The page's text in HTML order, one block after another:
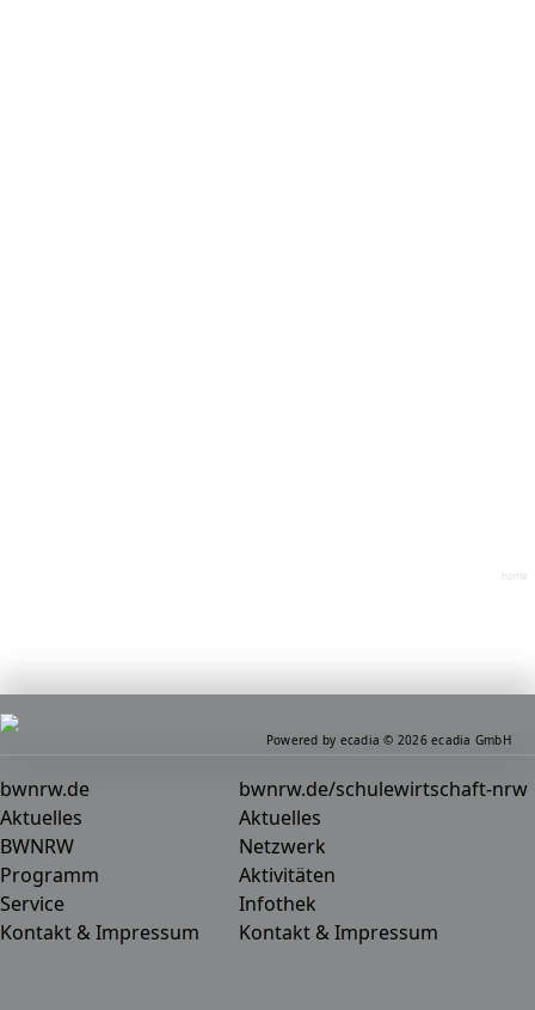
home
bwnrw.de
Aktuelles
BWNRW
Programm
Service
Kontakt & Impressum
bwnrw.de/schulewirtschaft-nrw
Aktuelles
Netzwerk
Aktivitäten
Infothek
Kontakt & Impressum
Powered by ecadia © 2026 ecadia GmbH